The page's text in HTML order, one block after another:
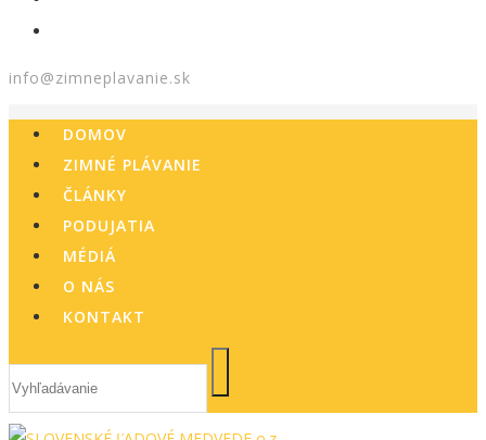
info@zimneplavanie.sk
DOMOV
ZIMNÉ PLÁVANIE
ČLÁNKY
PODUJATIA
MÉDIÁ
O NÁS
KONTAKT